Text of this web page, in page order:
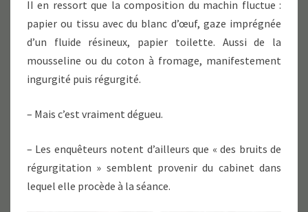
II en ressort que la composition du machin fluctue :
papier ou tissu avec du blanc d’œuf, gaze imprégnée
d’un fluide résineux, papier toilette. Aussi de la
mousseline ou du coton à fromage, manifestement
ingurgité puis régurgité.
– Mais c’est vraiment dégueu.
– Les enquêteurs notent d’ailleurs que « des bruits de
régurgitation » semblent provenir du cabinet dans
lequel elle procède à la séance.